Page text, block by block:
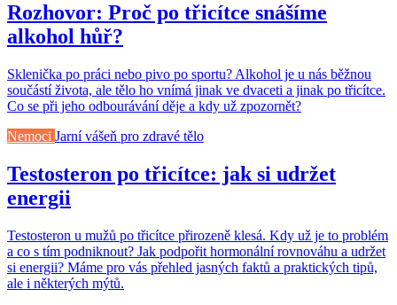
Rozhovor: Proč po třicítce snášíme
alkohol hůř?
Sklenička po práci nebo pivo po sportu? Alkohol je u nás běžnou
součástí života, ale tělo ho vnímá jinak ve dvaceti a jinak po třicítce.
Co se při jeho odbourávání děje a kdy už zpozornět?
Nemoci Jarní vášeň pro zdravé tělo
Testosteron po třicítce: jak si udržet
energii
Testosteron u mužů po třicítce přirozeně klesá. Kdy už je to problém
a co s tím podniknout? Jak podpořit hormonální rovnováhu a udržet
si energii? Máme pro vás přehled jasných faktů a praktických tipů,
ale i některých mýtů.